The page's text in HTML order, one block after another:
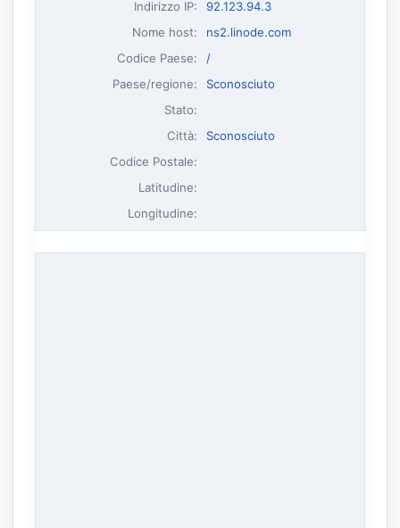
Indirizzo IP:
92.123.94.3
Nome host:
ns2.linode.com
Codice Paese:
/
Paese/regione:
Sconosciuto
Stato:
Città:
Sconosciuto
Codice Postale:
Latitudine:
Longitudine: